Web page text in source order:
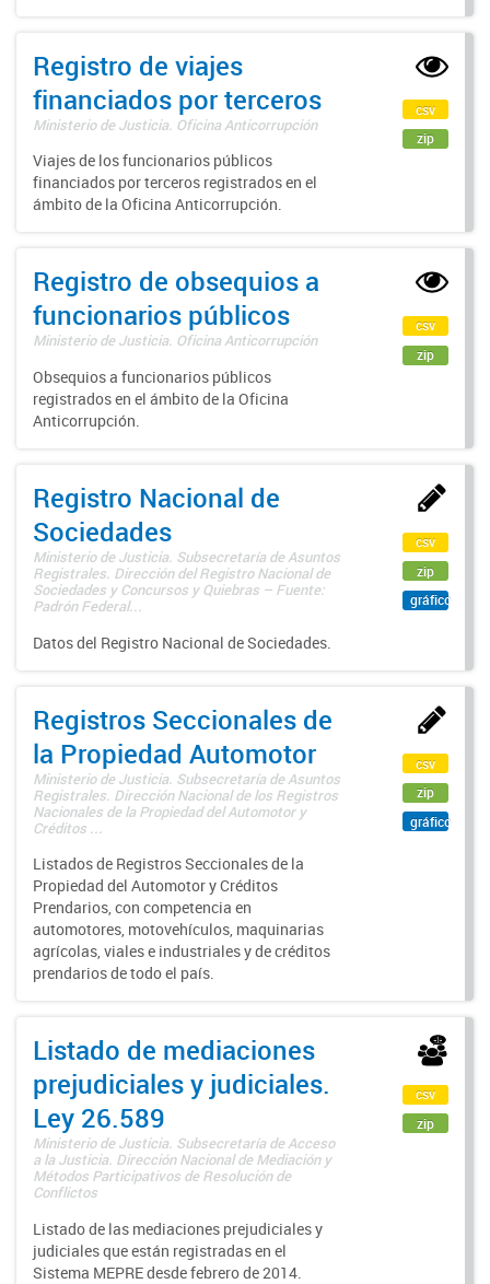
Registro de viajes
financiados por terceros
Ministerio de Justicia. Oficina Anticorrupción
Viajes de los funcionarios públicos
financiados por terceros registrados en el
ámbito de la Oficina Anticorrupción.
csv
zip
Registro de obsequios a
funcionarios públicos
Ministerio de Justicia. Oficina Anticorrupción
Obsequios a funcionarios públicos
registrados en el ámbito de la Oficina
Anticorrupción.
csv
zip
Registro Nacional de
Sociedades
Ministerio de Justicia. Subsecretaría de Asuntos
Registrales. Dirección del Registro Nacional de
Sociedades y Concursos y Quiebras – Fuente:
Padrón Federal...
Datos del Registro Nacional de Sociedades.
csv
zip
gráfico
Registros Seccionales de
la Propiedad Automotor
Ministerio de Justicia. Subsecretaría de Asuntos
Registrales. Dirección Nacional de los Registros
Nacionales de la Propiedad del Automotor y
Créditos ...
Listados de Registros Seccionales de la
Propiedad del Automotor y Créditos
Prendarios, con competencia en
automotores, motovehículos, maquinarias
agrícolas, viales e industriales y de créditos
prendarios de todo el país.
csv
zip
gráfico
Listado de mediaciones
prejudiciales y judiciales.
Ley 26.589
Ministerio de Justicia. Subsecretaría de Acceso
a la Justicia. Dirección Nacional de Mediación y
Métodos Participativos de Resolución de
Conflictos
Listado de las mediaciones prejudiciales y
judiciales que están registradas en el
Sistema MEPRE desde febrero de 2014.
csv
zip